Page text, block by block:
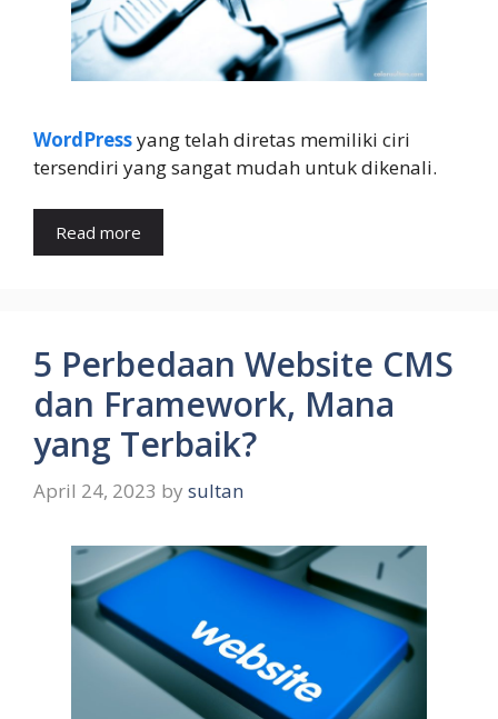
WordPressyang telah diretas memiliki ciri
tersendiri yang sangat mudah untuk dikenali.
Read more
5 Perbedaan Website CMS
dan Framework, Mana
yang Terbaik?
April 24, 2023 by sultan